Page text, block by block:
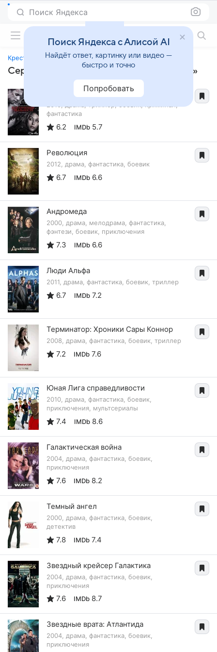
Поиск Яндекса
Крестовый поход
Сериалы, похожие на «Крестовый поход»
Повторяющие реальность
фантастика
6.2 IMDb 5.7
Революция
2012, драма, фантастика, боевик
6.7 IMDb 6.6
Андромеда
2000, драма, мелодрама, фантастика,
фэнтези, боевик, приключения
7.3 IMDb 6.6
Люди Альфа
2011, драма, фантастика, боевик, триллер
6.7 IMDb 7.2
Терминатор: Хроники Сары Коннор
2008, драма, фантастика, боевик, триллер
7.2 IMDb 7.6
Юная Лига справедливости
2010, драма, фантастика, боевик,
приключения, мультсериалы
7.4 IMDb 8.6
Галактическая война
2004, драма, фантастика, боевик,
приключения
7.6 IMDb 8.2
Темный ангел
2000, драма, фантастика, боевик,
детектив
7.8 IMDb 7.4
Звездный крейсер Галактика
2004, драма, фантастика, боевик,
приключения
7.6 IMDb 8.7
Звездные врата: Атлантида
2004, драма, фантастика, боевик,
приключения
Поиск Яндекса с Алисой AI
Найдёт ответ, картинку или видео —
быстро и точно
Попробовать